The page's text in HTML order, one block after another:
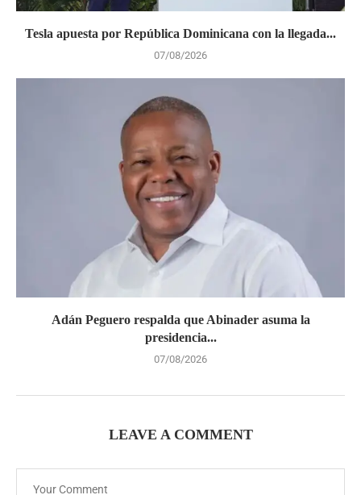
Tesla apuesta por República Dominicana con la llegada...
07/08/2026
Adán Peguero respalda que Abinader asuma la
presidencia...
07/08/2026
LEAVE A COMMENT